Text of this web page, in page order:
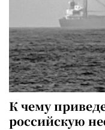
К чему
российскую